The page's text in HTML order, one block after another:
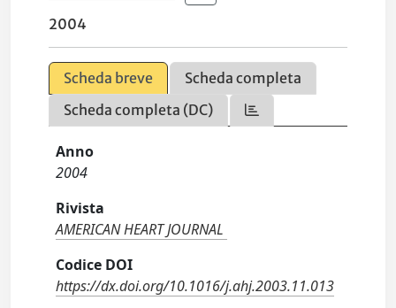
2004
Scheda breve
Scheda completa
Scheda completa (DC)
Anno
2004
Rivista
AMERICAN HEART JOURNAL
Codice DOI
https://dx.doi.org/10.1016/j.ahj.2003.11.013